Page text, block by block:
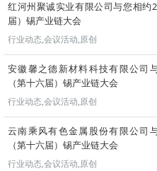
红河州聚诚实业有限公司与您相约
届）锡产业链大会
行业动态,会议活动,原创
安徽馨之德新材料科技有限公司
（第十六届）锡产业链大会
行业动态,会议活动,原创
云南乘风有色金属股份有限公司
（第十六届）锡产业链大会
行业动态,会议活动,原创